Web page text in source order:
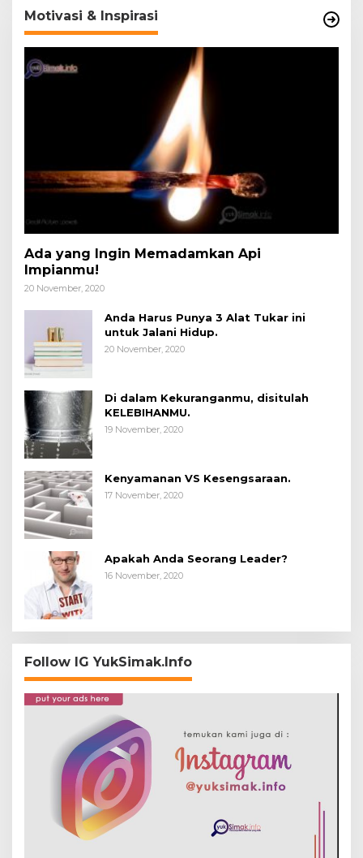
Motivasi & Inspirasi
Ada yang Ingin Memadamkan Api
Impianmu!
20 November, 2020
Anda Harus Punya 3 Alat Tukar ini
untuk Jalani Hidup.
20 November, 2020
Di dalam Kekuranganmu, disitulah
KELEBIHANMU.
19 November, 2020
Kenyamanan VS Kesengsaraan.
17 November, 2020
Apakah Anda Seorang Leader?
16 November, 2020
Follow IG YukSimak.Info